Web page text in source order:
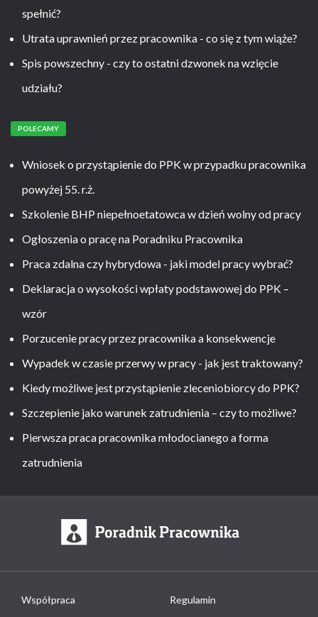
spełnić?
Utrata uprawnień przez pracownika - co się z tym wiąże?
Spis powszechny - czy to ostatni dzwonek na wzięcie
udziału?
POLECAMY
Wniosek o przystąpienie do PPK w przypadku pracownika
powyżej 55. r.ż.
Szkolenie BHP niepełnoetatowca w dzień wolny od pracy
Ogłoszenia o pracę na Poradniku Pracownika
Praca zdalna czy hybrydowa - jaki model pracy wybrać?
Deklaracja o wysokości wpłaty podstawowej do PPK –
wzór
Porzucenie pracy przez pracownika a konsekwencje
Wypadek w czasie przerwy w pracy - jak jest traktowany?
Kiedy możliwe jest przystąpienie zleceniobiorcy do PPK?
Szczepienie jako warunek zatrudnienia – czy to możliwe?
Pierwsza praca pracownika młodocianego a forma
zatrudnienia
Współpraca
Regulamin